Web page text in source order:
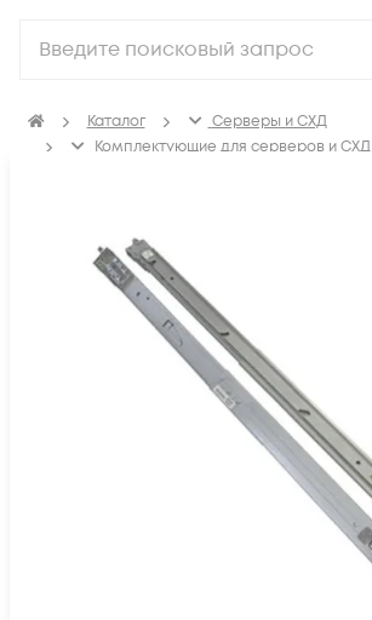
Каталог
Серверы и СХД
Комплектующие для серверов и СХД